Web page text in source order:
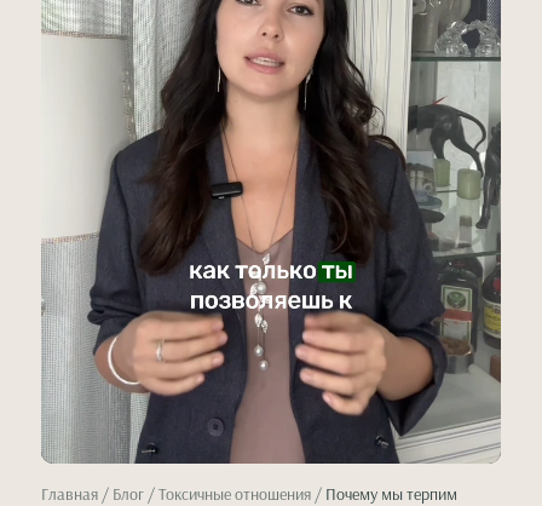
Главная / Блог / Токсичные отношения / Почему мы терпим